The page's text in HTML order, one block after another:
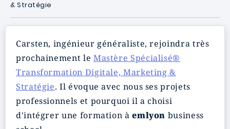
& Stratégie
Carsten, ingénieur généraliste, rejoindra très
prochainement le Mastère Spécialisé®
Transformation Digitale, Marketing &
Stratégie. Il évoque avec nous ses projets
professionnels et pourquoi il a choisi
d'intégrer une formation àemlyon business